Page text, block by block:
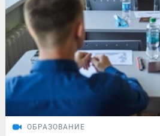
ОБРАЗОВАНИЕ